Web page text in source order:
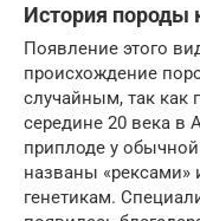
История породы
Появление этого
происхождение
случайным, так как
середине 20 века в
приплоде у
названы «рексами»
генетикам.